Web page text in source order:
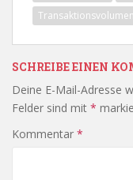
Transaktionsvolumen
SCHREIBE EINEN
Deine E-Mail-Adresse
Felder sind mit *
Kommentar *